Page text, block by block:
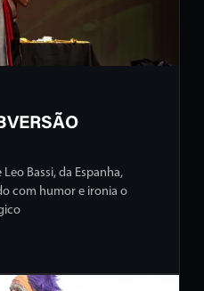
Leo Bassi, da Espanha,
com humor e ironia o